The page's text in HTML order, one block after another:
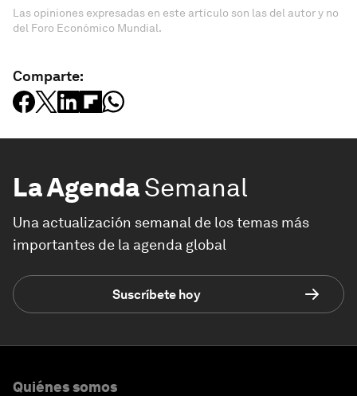
Las opiniones expresadas en este artículo son las del autor y no
del Foro Económico Mundial.
Comparte:
La AgendaSemanal
Una actualización semanal de los temas más
importantes de la agenda global
Suscríbete hoy
Quiénes somos